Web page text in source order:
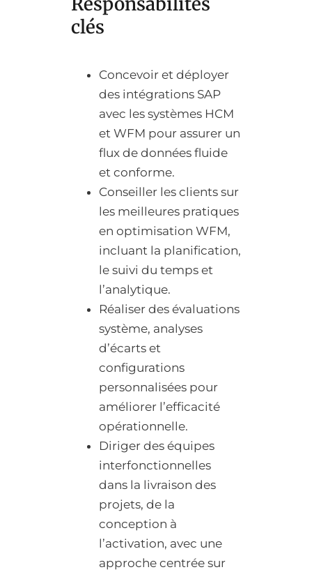
clés
Concevoir et déployer
des intégrations SAP
avec les systèmes HCM
et WFM pour assurer un
flux de données fluide
et conforme.
Conseiller les clients sur
les meilleures pratiques
en optimisation WFM,
incluant la planification,
le suivi du temps et
l’analytique.
Réaliser des évaluations
système, analyses
d’écarts et
configurations
personnalisées pour
améliorer l’efficacité
opérationnelle.
Diriger des équipes
interfonctionnelles
dans la livraison des
projets, de la
conception à
l’activation, avec une
approche centrée sur